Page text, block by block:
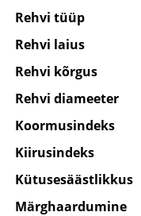
Rehvi tüüp
Rehvi laius
Rehvi kõrgus
Rehvi diameeter
Koormusindeks
Kiirusindeks
Kütusesäästlikkus
Märghaardumine